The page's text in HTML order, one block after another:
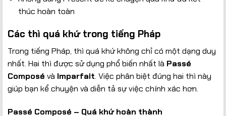
thúc hoàn toàn
Các thì quá khứ trong tiếng Pháp
Trong tiếng Pháp, thì quá khứ không chỉ có một dạng duy
nhất. Hai thì được sử dụng phổ biến nhất là Passé
Composé và Imparfait. Việc phân biệt đúng hai thì này
giúp bạn kể chuyện và diễn tả sự việc chính xác hơn.
Passé Composé – Quá khứ hoàn thành